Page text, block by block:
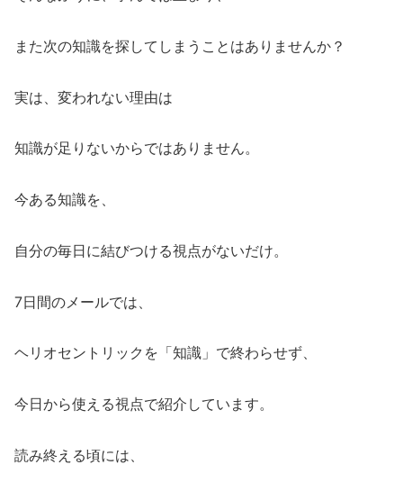
また次の知識を探してしまうことはありませんか？
実は、変われない理由は
知識が足りないからではありません。
今ある知識を、
自分の毎日に結びつける視点がないだけ。
7日間のメールでは、
ヘリオセントリックを「知識」で終わらせず、
今日から使える視点で紹介しています。
読み終える頃には、